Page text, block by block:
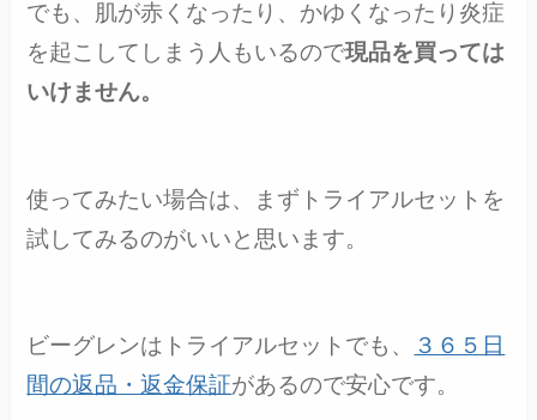
でも、肌が赤くなったり、かゆくなったり炎症
を起こしてしまう人もいるので現品を買っては
いけません。
使ってみたい場合は、まずトライアルセットを
試してみるのがいいと思います。
ビーグレンはトライアルセットでも、
３６５日
間の返品・返金保証があるので安心です。